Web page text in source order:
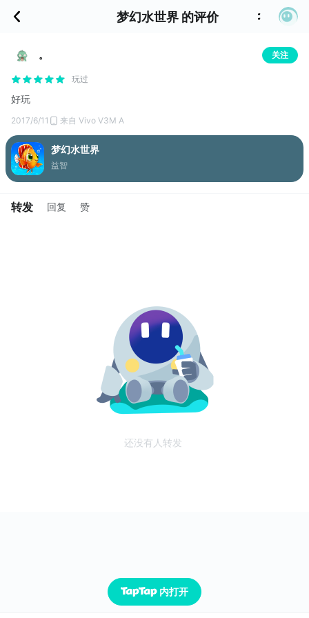
梦幻水世界 的评价
。 关注
玩过
好玩
2017/6/11 来自 Vivo V3M A
梦幻水世界
益智
转发 回复 赞
还没有人转发
内打开